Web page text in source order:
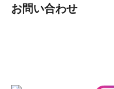
お問い合わせ